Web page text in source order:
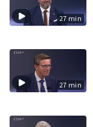
27 min
27 min